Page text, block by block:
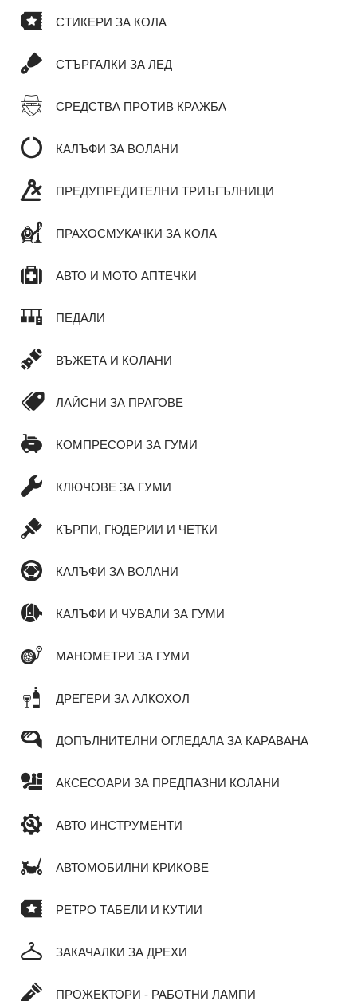
СТИКЕРИ ЗА КОЛА
СТЪРГАЛКИ ЗА ЛЕД
СРЕДСТВА ПРОТИВ КРАЖБА
КАЛЪФИ ЗА ВОЛАНИ
ПРЕДУПРЕДИТЕЛНИ ТРИЪГЪЛНИЦИ
ПРАХОСМУКАЧКИ ЗА КОЛА
АВТО И МОТО АПТЕЧКИ
ПЕДАЛИ
ВЪЖЕТА И КОЛАНИ
ЛАЙСНИ ЗА ПРАГОВЕ
КОМПРЕСОРИ ЗА ГУМИ
КЛЮЧОВЕ ЗА ГУМИ
КЪРПИ, ГЮДЕРИИ И ЧЕТКИ
КАЛЪФИ ЗА ВОЛАНИ
КАЛЪФИ И ЧУВАЛИ ЗА ГУМИ
МАНОМЕТРИ ЗА ГУМИ
ДРЕГЕРИ ЗА АЛКОХОЛ
ДОПЪЛНИТЕЛНИ ОГЛЕДАЛА ЗА КАРАВАНА
АКСЕСОАРИ ЗА ПРЕДПАЗНИ КОЛАНИ
АВТО ИНСТРУМЕНТИ
АВТОМОБИЛНИ КРИКОВЕ
РЕТРО ТАБЕЛИ И КУТИИ
ЗАКАЧАЛКИ ЗА ДРЕХИ
ПРОЖЕКТОРИ - РАБОТНИ ЛАМПИ